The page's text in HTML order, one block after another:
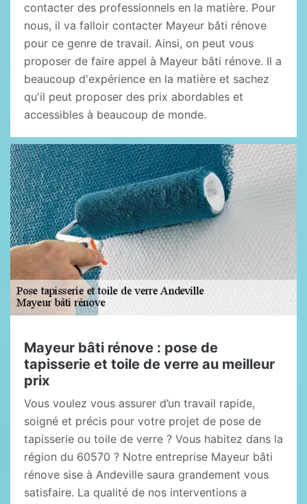
contacter des professionnels en la matière. Pour
nous, il va falloir contacter Mayeur bâti rénove
pour ce genre de travail. Ainsi, on peut vous
proposer de faire appel à Mayeur bâti rénove. Il a
beaucoup d'expérience en la matière et sachez
qu'il peut proposer des prix abordables et
accessibles à beaucoup de monde.
Mayeur bâti rénove : pose de
tapisserie et toile de verre au meilleur
prix
Vous voulez vous assurer d’un travail rapide,
soigné et précis pour votre projet de pose de
tapisserie ou toile de verre ? Vous habitez dans la
région du 60570 ? Notre entreprise Mayeur bâti
rénove sise à Andeville saura grandement vous
satisfaire. La qualité de nos interventions a